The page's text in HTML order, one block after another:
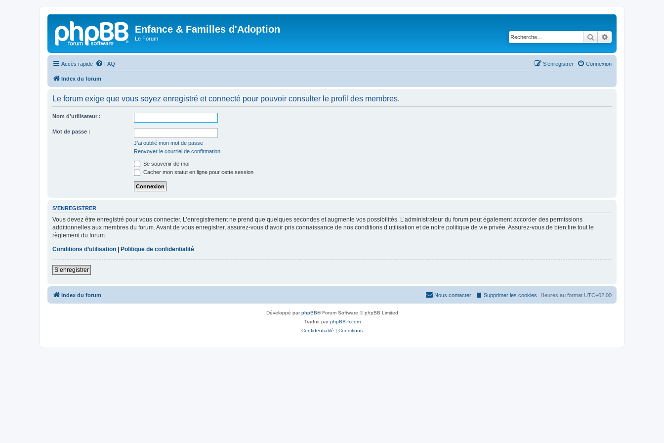
Enfance & Familles d'Adoption
Le Forum Rechercher
Accès rapide FAQ Connexion
S’enregistrer
Index du forum
Le forum exige que vous soyez enregistré et connecté pour pouvoir consulter le profil des membres.
Nom d’utilisateur :
Mot de passe :
J’ai oublié mon mot de passe
Renvoyer le courriel de confirmation
Se souvenir de moi
Cacher mon statut en ligne pour cette session
S’ENREGISTRER
Vous devez être enregistré pour vous connecter. L’enregistrement ne prend que quelques secondes et augmente vos possibilités. L’administrateur du forum peut également accorder des permissions
additionnelles aux membres du forum. Avant de vous enregistrer, assurez-vous d’avoir pris connaissance de nos conditions d’utilisation et de notre politique de vie privée. Assurez-vous de bien lire tout le
règlement du forum.
Conditions d’utilisation
Politique de confidentialité
S’enregistrer
Index du forum Heures au format UTC+02:00
Supprimer les cookies
Nous contacter
Développé parphpBB® Forum Software © phpBB Limited
Traduit parphpBB-fr.com
Confidentialité | Conditions